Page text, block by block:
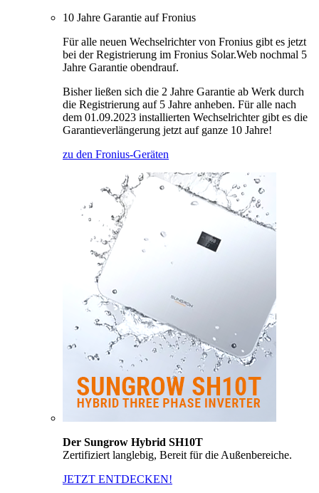
10 Jahre Garantie auf Fronius
Für alle neuen Wechselrichter von Fronius gibt es jetzt
bei der Registrierung im Fronius Solar.Web nochmal 5
Jahre Garantie obendrauf.
Bisher ließen sich die 2 Jahre Garantie ab Werk durch
die Registrierung auf 5 Jahre anheben. Für alle nach
dem 01.09.2023 installierten Wechselrichter gibt es die
Garantieverlängerung jetzt auf ganze 10 Jahre!
zu den Fronius-Geräten
Der Sungrow Hybrid SH10T
Zertifiziert langlebig, Bereit für die Außenbereiche.
JETZT ENTDECKEN!